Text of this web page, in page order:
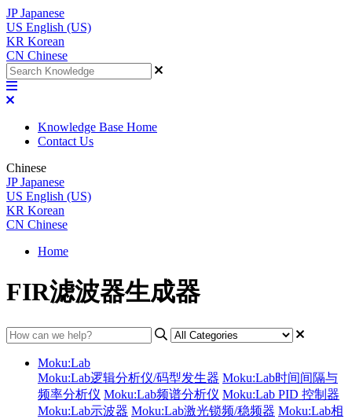
JP Japanese
US English (US)
KR Korean
CN Chinese
Knowledge Base Home
Contact Us
Chinese
JP Japanese
US English (US)
KR Korean
CN Chinese
Home
FIR滤波器生成器
Moku:Lab
Moku:Lab逻辑分析仪/码型发生器 Moku:Lab时间间隔与
频率分析仪 Moku:Lab频谱分析仪 Moku:Lab PID 控制器
Moku:Lab示波器 Moku:Lab激光锁频/稳频器 Moku:Lab相